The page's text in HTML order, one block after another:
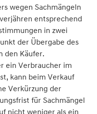
wegen Sachmängeln
entsprechend
in zwei
der Übergabe des
den Käufer.
ein Verbraucher im
kann beim Verkauf
Verkürzung der
für Sachmängel
nicht weniger als ein